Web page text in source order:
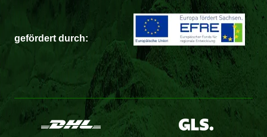
gefördert durch: